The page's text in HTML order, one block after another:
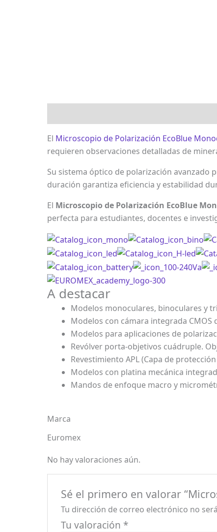
El Microscopio de Polarización EcoBlue
requieren observaciones detalladas de
Su sistema óptico de polarización avanzado
duración garantiza eficiencia y estabilidad
El Microscopio de Polarización EcoBlue
perfecta para estudiantes, docentes e
A destacar
Modelos monoculares, binoculares y
Modelos con cámara integrada CMOS
Modelos para aplicaciones de
Revólver porta-objetivos cuádruple.
Revestimiento APL (Capa de
Modelos con platina mecánica
Mandos de enfoque macro y
Marca
Euromex
No hay valoraciones aún.
Sé el primero en valorar
Tu dirección de correo electrónico no
Tu valoración *